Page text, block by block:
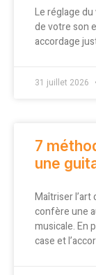
Le réglage
de votre son
accordage
31 juillet 2026
7
une
Maîtriser l’art
confère une
musicale. En
case et